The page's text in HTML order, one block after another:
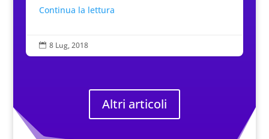
Continua la lettura
 8 Lug, 2018
Altri articoli